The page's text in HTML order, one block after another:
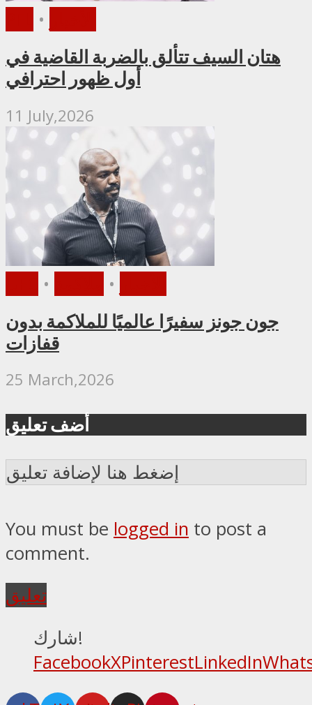
•
هتان السيف تتألق بالضربة القاضية في
أول ظهور احترافي
11 July,2026
• •
جون جونز سفيرًا عالميًا للملاكمة بدون
قفازات
25 March,2026
أضف تعليق
إضغط هنا لإضافة تعليق
You must be logged in to post a
comment.
تعليق
شارك!
FacebookXPinterestLinkedIn